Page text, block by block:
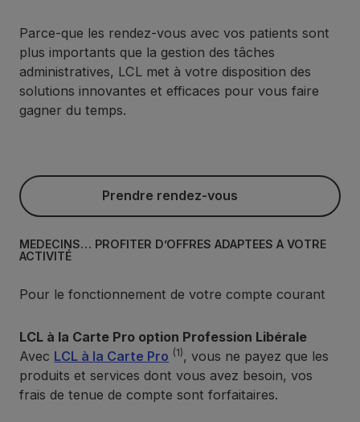
Parce-que les rendez-vous avec vos patients sont
plus importants que la gestion des tâches
administratives, LCL met à votre disposition des
solutions innovantes et efficaces pour vous faire
gagner du temps.
Prendre rendez-vous
Prendre rendez-vous
MÉDECINS… PROFITER D’OFFRES ADAPTÉES À VOTRE
ACTIVITÉ
Pour le fonctionnement de votre compte courant
LCL à la Carte Pro option Profession Libérale
Avec LCL à la Carte Pro (1), vous ne payez que les
produits et services dont vous avez besoin, vos
frais de tenue de compte sont forfaitaires.